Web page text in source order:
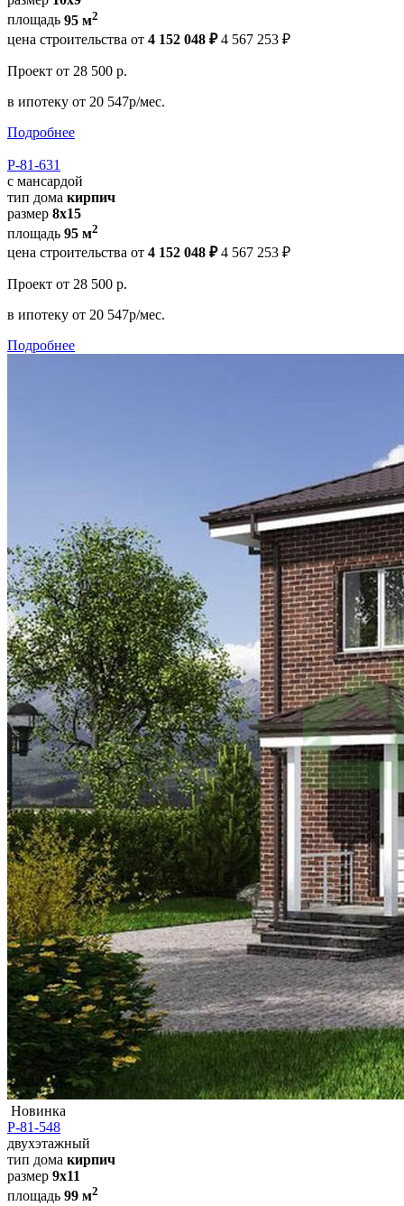
площадь 95 м2
цена строительства от 4 152 048 ₽ 4 567 253 ₽
Проект от 28 500 р.
в ипотеку от 20 547р/мес.
Подробнее
Р-81-631
с мансардой
тип дома кирпич
размер 8x15
площадь 95 м2
цена строительства от 4 152 048 ₽ 4 567 253 ₽
Проект от 28 500 р.
в ипотеку от 20 547р/мес.
Подробнее
Новинка
Р-81-548
двухэтажный
тип дома кирпич
размер 9х11
площадь 99 м2